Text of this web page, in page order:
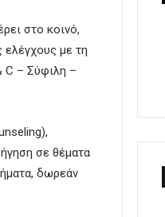
στο κοινό,
ελέγχους με τη
C – Σύφιλη –
σε θέματα
δωρεάν